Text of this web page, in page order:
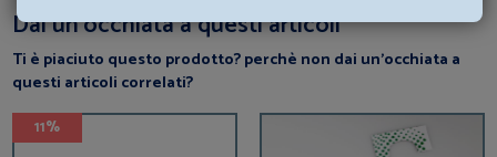
Dai un’occhiata a questi articoli
Ti è piaciuto questo prodotto? perchè non dai un’occhiata a
questi articoli correlati?
11%